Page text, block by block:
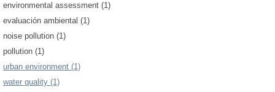
environmental assessment (1)
evaluación ambiental (1)
noise pollution (1)
pollution (1)
urban environment (1)
water quality (1)